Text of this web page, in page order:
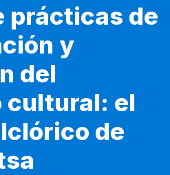
prácticas de
y
del
cultural: el
de